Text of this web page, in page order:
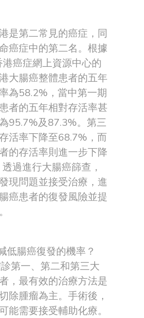
是第二常見的癌症，同
癌症中的第二名。根據
癌症網上資源中心的
大腸癌整體患者的五年
為58.2%，當中第一期
者的五年相對存活率甚
95.7%及87.3%。第三
活率下降至68.7%，而
的存活率則進一步下降
過進行大腸癌篩查，
現問題並接受治療，進
癌患者的復發風險並提
低腸癌復發的機率？
第一、第二和第三大
，最有效的治療方法是
除腫瘤為主。手術後，
能需要接受輔助化療。